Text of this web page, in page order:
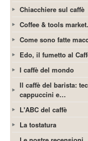
Chiacchiere sul caffè
Coffee & tools market.
Come sono fatte
Edo, il fumetto al
I caffè del mondo
Il caffè del barista:
cappuccini e…
L'ABC del caffè
La tostatura